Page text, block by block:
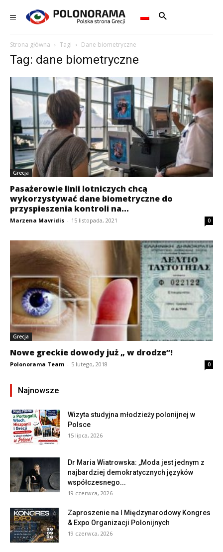
Strona główna Tagi Dane biometryczne
Tag: dane biometryczne
Grecja
Pasażerowie linii lotniczych chcą
wykorzystywać dane biometryczne do
przyspieszenia kontroli na...
Marzena Mavridis - 15 listopada, 2021 0
Grecja
Nowe greckie dowody już „ w drodze”!
Polonorama Team - 5 lutego, 2018 0
Najnowsze
Wizyta studyjna młodzieży polonijnej w
Polsce
15 lipca, 2026
Dr Maria Wiatrowska: „Moda jest jednym z
najbardziej demokratycznych języków
współczesnego...
19 czerwca, 2026
Zaproszenie na I Międzynarodowy Kongres
& Expo Organizacji Polonijnych
19 czerwca, 2026